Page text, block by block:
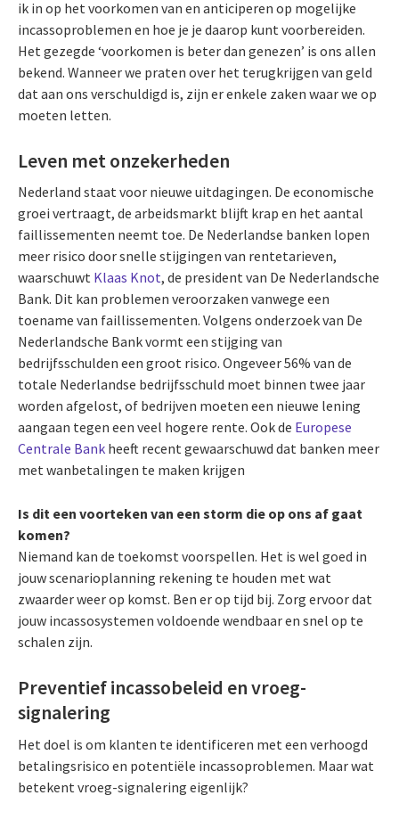
ik in op het voorkomen van en anticiperen op mogelijke
incassoproblemen en hoe je je daarop kunt voorbereiden.
Het gezegde ‘voorkomen is beter dan genezen’ is ons allen
bekend. Wanneer we praten over het terugkrijgen van geld
dat aan ons verschuldigd is, zijn er enkele zaken waar we op
moeten letten.
Leven met onzekerheden
Nederland staat voor nieuwe uitdagingen. De economische
groei vertraagt, de arbeidsmarkt blijft krap en het aantal
faillissementen neemt toe. De Nederlandse banken lopen
meer risico door snelle stijgingen van rentetarieven,
waarschuwt Klaas Knot, de president van De Nederlandsche
Bank. Dit kan problemen veroorzaken vanwege een
toename van faillissementen. Volgens onderzoek van De
Nederlandsche Bank vormt een stijging van
bedrijfsschulden een groot risico. Ongeveer 56% van de
totale Nederlandse bedrijfsschuld moet binnen twee jaar
worden afgelost, of bedrijven moeten een nieuwe lening
aangaan tegen een veel hogere rente. Ook de Europese
Centrale Bank heeft recent gewaarschuwd dat banken meer
met wanbetalingen te maken krijgen
Is dit een voorteken van een storm die op ons af gaat
komen?
Niemand kan de toekomst voorspellen. Het is wel goed in
jouw scenarioplanning rekening te houden met wat
zwaarder weer op komst. Ben er op tijd bij. Zorg ervoor dat
jouw incassosystemen voldoende wendbaar en snel op te
schalen zijn.
Preventief incassobeleid en vroeg-
signalering
Het doel is om klanten te identificeren met een verhoogd
betalingsrisico en potentiële incassoproblemen. Maar wat
betekent vroeg-signalering eigenlijk?